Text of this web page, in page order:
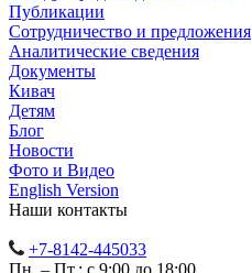
Публикации
Сотрудничество и предложения
Аналитические сведения
Документы
Кивач
Детям
Блог
Новости
Фото и Видео
English Version
Наши контакты
+7-8142-445033
Пн. – Пт.: с 9:00 до 18:00